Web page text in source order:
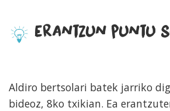
Erantzun puntu
Aldiro bertsolari batek jarriko
bideoz, 8ko txikian. Ea